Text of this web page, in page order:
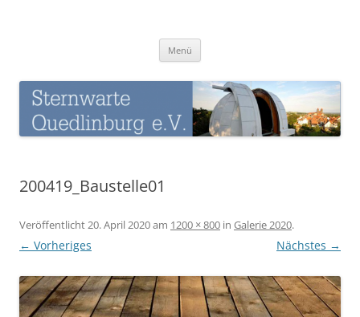
Menü
200419_Baustelle01
Veröffentlicht 20. April 2020am 1200 × 800 in Galerie 2020.
← Vorheriges Nächstes →